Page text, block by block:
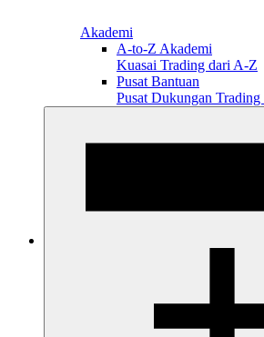
Akademi
A-to-Z Akademi
Kuasai Trading dari A-Z
Pusat Bantuan
Pusat Dukungan Trading